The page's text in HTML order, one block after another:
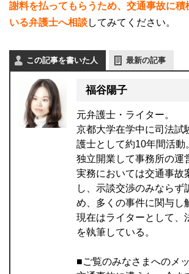
謝料を払ってもらうため、交通事故に積
いる弁護士へ相談してみてください。
この記事を書いた人 最新の記事
福谷陽子
元弁護士・ライター。
京都大学在学中に司法試
護士として約10年間活動
独立開業して事務所の運
実務においては交通事故
し、示談交渉のみならず
め、多くの事件に関与し
現在はライターとして、
を執筆している。
■ご覧のみなさまへのメ